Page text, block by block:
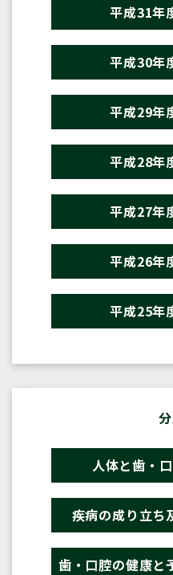
平成31年
平成30年
平成29年
平成28年
平成27年
平成26年
平成25年
人体と歯・
疾病の成り立ち
歯・口腔の健康と